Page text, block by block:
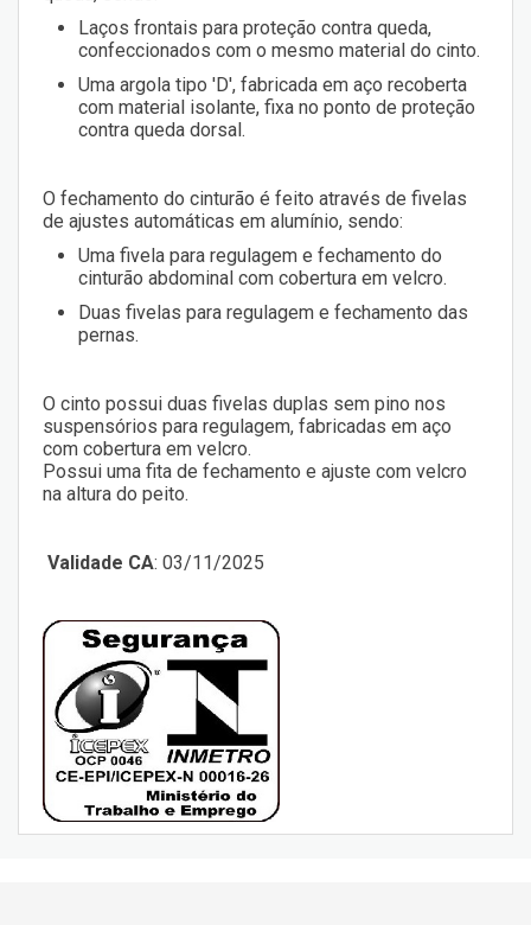
Laços frontais para proteção contra queda,
confeccionados com o mesmo material do cinto.
Uma argola tipo 'D', fabricada em aço recoberta
com material isolante, fixa no ponto de proteção
contra queda dorsal.
O fechamento do cinturão é feito através de fivelas
de ajustes automáticas em alumínio, sendo:
Uma fivela para regulagem e fechamento do
cinturão abdominal com cobertura em velcro.
Duas fivelas para regulagem e fechamento das
pernas.
O cinto possui duas fivelas duplas sem pino nos
suspensórios para regulagem, fabricadas em aço
com cobertura em velcro.
Possui uma fita de fechamento e ajuste com velcro
na altura do peito.
Validade CA: 03/11/2025